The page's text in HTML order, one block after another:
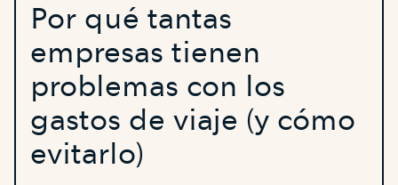
Por qué tantas
empresas tienen
problemas con los
gastos de viaje (y cómo
evitarlo)